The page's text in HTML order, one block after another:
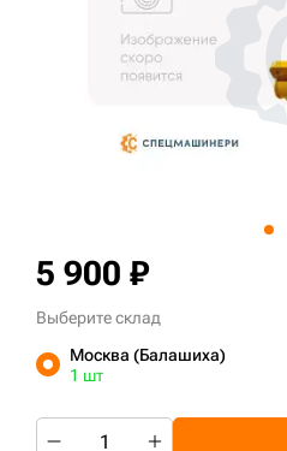
5 900 ₽
Выберите склад
Москва (Балашиха)
1 шт
3D тур по производству
3D тур по складам
sksale@skdst.ru